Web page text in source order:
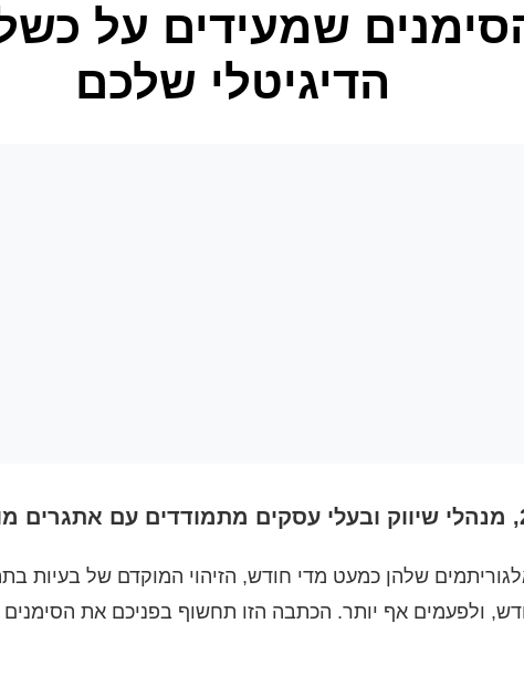
שמעידים על
הדיגיטלי שלכם
שלהן כמעט מדי חודש, הזיהוי המוקדם של בעיות
ולפעמים אף יותר. הכתבה הזו תחשוף בפניכם את